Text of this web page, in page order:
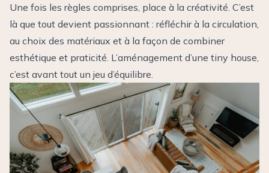
Une fois les règles comprises, place à la créativité. C’est
là que tout devient passionnant : réfléchir à la circulation,
au choix des matériaux et à la façon de combiner
esthétique et praticité. L’aménagement d’une tiny house,
c’est avant tout un jeu d’équilibre.